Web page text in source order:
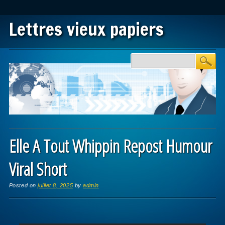
Lettres vieux papiers
Main menu
Elle A Tout Whippin Repost Humour
Viral Short
Posted onjuillet 8, 2025 byadmin